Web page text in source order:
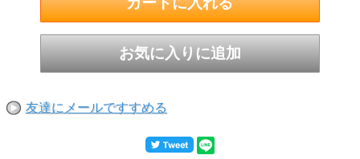
友達にメールですすめる